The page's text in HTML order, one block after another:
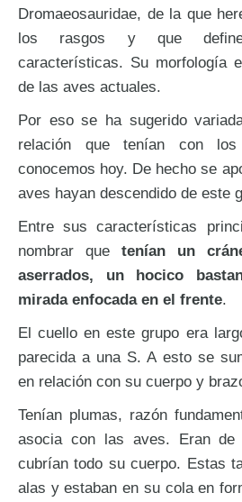
Dromaeosauridae, de la que
los rasgos y que
características. Su morfología
de las aves actuales.
Por eso se ha sugerido
relación que tenían con
conocemos hoy. De hecho se
aves hayan descendido de este
Entre sus características
nombrar que tenían un
aserrados, un hocico
mirada enfocada en el frente.
El cuello en este grupo era
parecida a una S. A esto se
en relación con su cuerpo y
Tenían plumas, razón
asocia con las aves. Eran de
cubrían todo su cuerpo. Estas
alas y estaban en su cola en